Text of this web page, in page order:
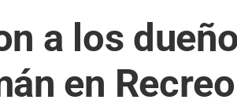
a los
en Recreo